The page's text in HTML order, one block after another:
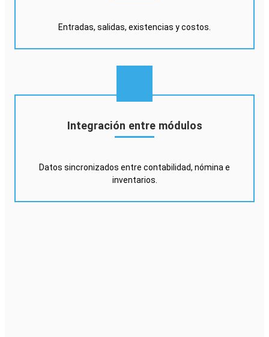
Entradas, salidas, existencias y costos.
Integración entre módulos
Datos sincronizados entre contabilidad, nómina e
inventarios.